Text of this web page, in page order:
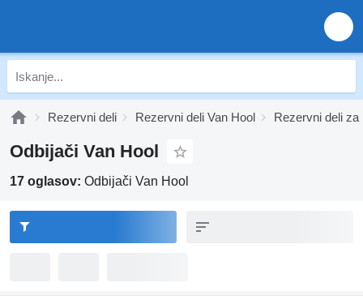
Rezervni deli Rezervni deli Van Hool Rezervni deli za
Odbijači Van Hool
17 oglasov: Odbijači Van Hool